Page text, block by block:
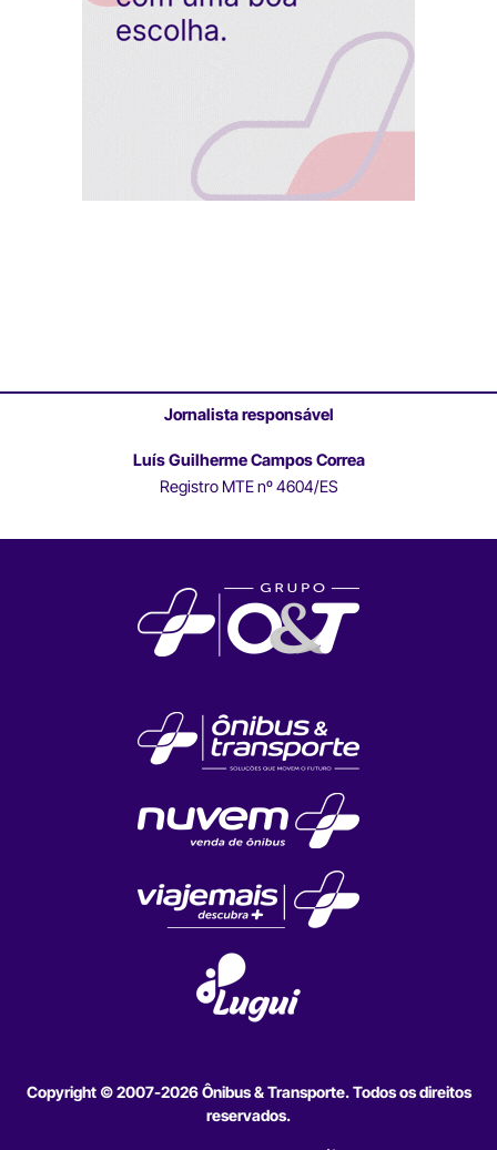
Jornalista responsável
Luís Guilherme Campos Correa
Registro MTE nº 4604/ES
Copyright © 2007-2026 Ônibus & Transporte. Todos os direitos
reservados.